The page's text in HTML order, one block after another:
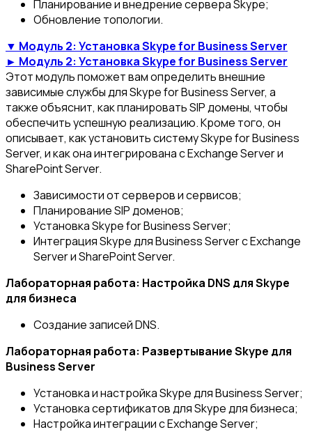
Планирование и внедрение сервера Skype;
Обновление топологии.
▼ Модуль 2: Установка Skype for Business Server
► Модуль 2: Установка Skype for Business Server
Этот модуль поможет вам определить внешние
зависимые службы для Skype for Business Server, а
также объяснит, как планировать SIP домены, чтобы
обеспечить успешную реализацию. Кроме того, он
описывает, как установить систему Skype for Business
Server, и как она интегрирована с Exchange Server и
SharePoint Server.
Зависимости от серверов и сервисов;
Планирование SIP доменов;
Установка Skype for Business Server;
Интеграция Skype для Business Server с Exchange
Server и SharePoint Server.
Лабораторная работа: Настройка DNS для Skype
для бизнеса
Создание записей DNS.
Лабораторная работа: Развертывание Skype для
Business Server
Установка и настройка Skype для Business Server;
Установка сертификатов для Skype для бизнеса;
Настройка интеграции с Exchange Server;